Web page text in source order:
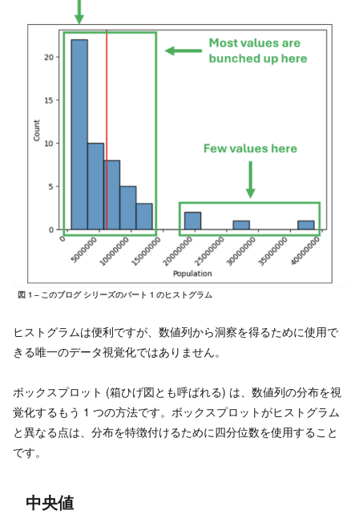
図 1 – このブログ シリーズのパート 1 のヒストグラム
ヒストグラムは便利ですが、数値列から洞察を得るために使用で
きる唯一のデータ視覚化ではありません。
ボックスプロット (箱ひげ図とも呼ばれる) は、数値列の分布を視
覚化するもう 1 つの方法です。ボックスプロットがヒストグラム
と異なる点は、分布を特徴付けるために四分位数を使用すること
です。
中央値